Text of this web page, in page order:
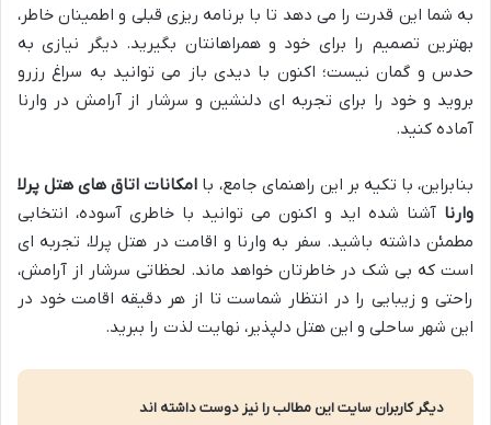
به شما این قدرت را می دهد تا با برنامه ریزی قبلی و اطمینان خاطر،
بهترین تصمیم را برای خود و همراهانتان بگیرید. دیگر نیازی به
حدس و گمان نیست؛ اکنون با دیدی باز می توانید به سراغ رزرو
بروید و خود را برای تجربه ای دلنشین و سرشار از آرامش در وارنا
آماده کنید.
بنابراین، با تکیه بر این راهنمای جامع، با امکانات اتاق های هتل پرلا
وارنا آشنا شده اید و اکنون می توانید با خاطری آسوده، انتخابی
مطمئن داشته باشید. سفر به وارنا و اقامت در هتل پرلا، تجربه ای
است که بی شک در خاطرتان خواهد ماند. لحظاتی سرشار از آرامش،
راحتی و زیبایی را در انتظار شماست تا از هر دقیقه اقامت خود در
این شهر ساحلی و این هتل دلپذیر، نهایت لذت را ببرید.
دیگر کاربران سایت این مطالب را نیز دوست داشته اند